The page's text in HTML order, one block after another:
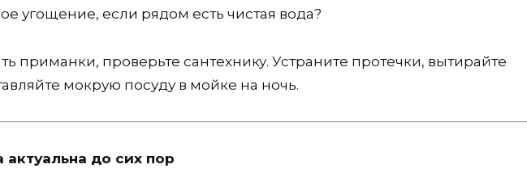
угощение, если рядом есть чистая вода?
приманки, проверьте сантехнику. Устраните протечки, вытирайте
мокрую посуду в мойке на ночь.
до сих пор